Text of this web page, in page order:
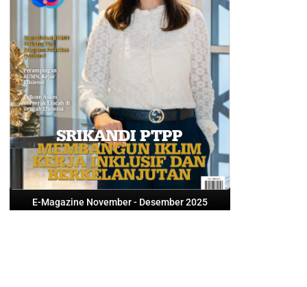
E-Magazine November - Desember 2025